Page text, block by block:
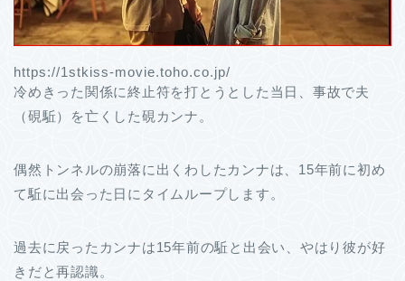
https://1stkiss-movie.toho.co.jp/
冷めきった関係に終止符を打とうとした当日、事故で夫
（硯駈）を亡くした硯カンナ。
偶然トンネルの崩落に出くわしたカンナは、15年前に初め
て駈に出会った日にタイムループします。
過去に戻ったカンナは15年前の駈と出会い、やはり彼が好
きだと再認識。